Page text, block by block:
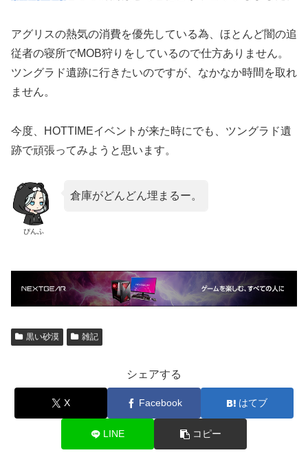
アグリスの熱気の消費を優先している為、ほとんど闇の追
従者の寝所でMOB狩りをしているので仕方ありません。
ツングラド遺跡に行きたいのですが、なかなか時間を取れ
ません。
今度、HOTTIMEイベントが来た時にでも、ツングラド遺
跡で頑張ってみようと思います。
ぴんふ
倉庫がどんどん埋まるー。
黒い砂漠 雑記
シェアする
X Facebook はてブ
LINE コピー